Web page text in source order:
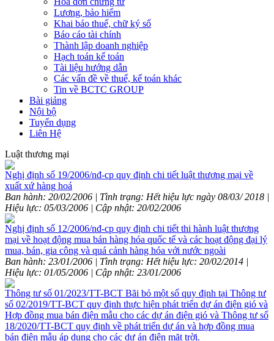
Lương, bảo hiểm
Khai báo thuế, chữ ký số
Báo cáo tài chính
Thành lập doanh nghiệp
Hạch toán kế toán
Tài liệu hướng dẫn
Các vấn đề về thuế, kế toán khác
Tin về BCTC GROUP
Bài giảng
Nội bộ
Tuyển dụng
Liên Hệ
Luật thương mại
Nghị định số 19/2006/nđ-cp quy định chi tiết luật thương mại về
xuất xứ hàng hoá
Ban hành: 20/02/2006 | Tình trạng: Hết hiệu lực ngày 08/03/ 2018 |
Hiệu lực: 05/03/2006 | Cập nhật: 20/02/2006
Nghị định số 12/2006/nđ-cp quy định chi tiết thi hành luật thương
mại về hoạt động mua bán hàng hóa quốc tế và các hoạt động đại lý
mua, bán, gia công và quá cảnh hàng hóa với nước ngoài
Ban hành: 23/01/2006 | Tình trạng: Hết hiệu lực: 20/02/2014 |
Hiệu lực: 01/05/2006 | Cập nhật: 23/01/2006
Thông tư số 01/2023/TT-BCT Bãi bỏ một số quy định tại Thông tư
số 02/2019/TT-BCT quy định thực hiện phát triển dự án điện gió và
Hợp đồng mua bán điện mẫu cho các dự án điện gió và Thông tư số
18/2020/TT-BCT quy định về phát triển dự án và hợp đồng mua
bán điện mẫu áp dụng cho các dự án điện mặt trời.